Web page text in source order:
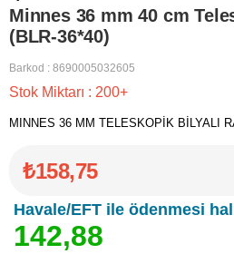
Minnes 36 mm 40 cm
(BLR-36*40)
Barkod : 8690005032605
Stok Miktarı : 200+
MINNES 36 MM TELESKOPİK BİLYALI
₺158,75
Havale/EFT ile ödenmesi
142,88